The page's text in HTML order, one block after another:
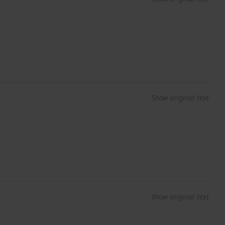
Show original text
Show original text